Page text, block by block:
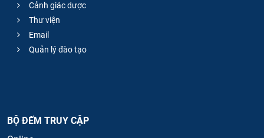
Cảnh giác dược
Thư viện
Email
Quản lý đào tạo
BỘ ĐẾM TRUY CẬP